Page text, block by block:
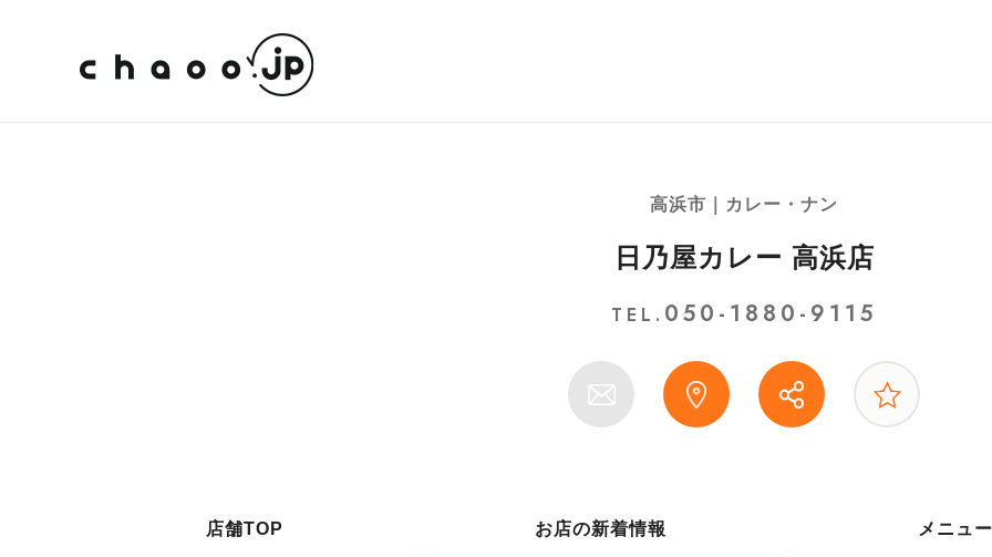
高浜市｜カレー・ナン
日乃屋カレー 高浜店
TEL. 050-1880-9115
店舗TOP お店の新着情報 メニュ